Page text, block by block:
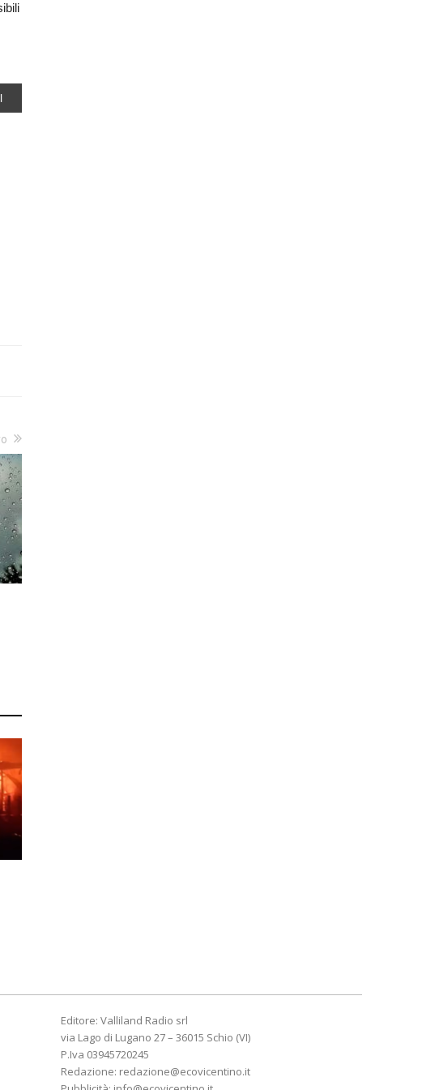
Editore: Valliland Radio srl
via Lago di Lugano 27 – 36015 Schio (VI)
P.Iva 03945720245
Redazione: redazione@ecovicentino.it